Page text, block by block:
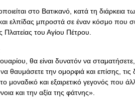
στο Βατικανό, κατά τη διάρκεια
ελπίδας μπροστά σε έναν κόσμο που
του Αγίου Πέτρου.
θα είναι δυνατόν να
θαυμάσετε την ομορφιά και επίσης,
μοναδικό και εξαιρετικό γεγονός που
και την αξία της φάτνης».